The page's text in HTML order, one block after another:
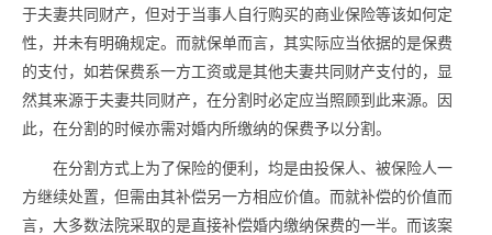
于夫妻共同财产，但对于当事人自行购买的商业保险等该如何定
性，并未有明确规定。而就保单而言，其实际应当依据的是保费
的支付，如若保费系一方工资或是其他夫妻共同财产支付的，显
然其来源于夫妻共同财产，在分割时必定应当照顾到此来源。因
此，在分割的时候亦需对婚内所缴纳的保费予以分割。
在分割方式上为了保险的便利，均是由投保人、被保险人一
方继续处置，但需由其补偿另一方相应价值。而就补偿的价值而
言，大多数法院采取的是直接补偿婚内缴纳保费的一半。而该案